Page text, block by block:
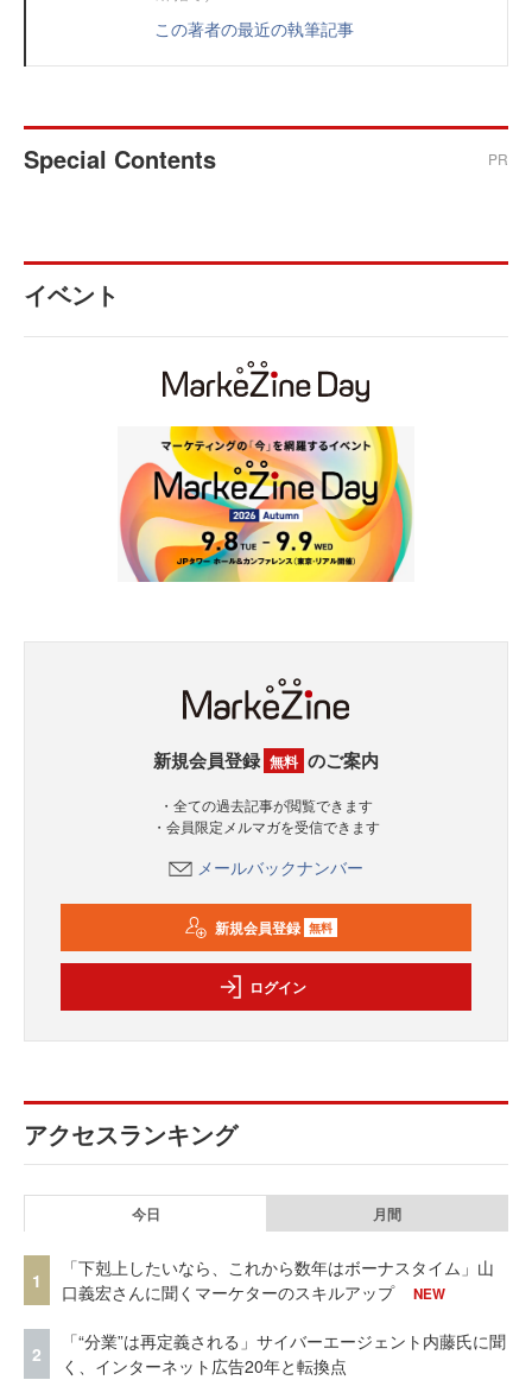
この著者の最近の執筆記事
Special Contents PR
イベント
新規会員登録 無料 のご案内
・全ての過去記事が閲覧できます
・会員限定メルマガを受信できます
メールバックナンバー
新規会員登録 無料
ログイン
アクセスランキング
今日 月間
1
「下剋上したいなら、これから数年はボーナスタイム」山
口義宏さんに聞くマーケターのスキルアップ
NEW
2
「“分業”は再定義される」サイバーエージェント内藤氏に聞
く、インターネット広告20年と転換点